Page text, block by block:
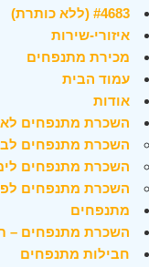
#4683 (ללא כותרת)
איזורי-שירות
מכירת מתנפחים
עמוד הבית
אודות
השכרת מתנפחים
השכרת מתנפחים
השכרת מתנפחים
השכרת מתנפחים
מתנפחים
השכרת מתנפחים –
חבילות מתנפחים